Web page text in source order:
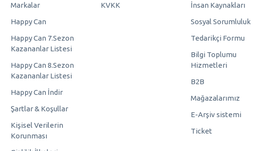
Markalar
Happy Can
Happy Can 7.Sezon
Kazananlar Listesi
Happy Can 8.Sezon
Kazananlar Listesi
Happy Can İndir
Şartlar & Koşullar
Kişisel Verilerin
Korunması
KVKK
İnsan Kaynakları
Sosyal Sorumluluk
Tedarikçi Formu
Bilgi Toplumu
Hizmetleri
B2B
Mağazalarımız
E-Arşiv sistemi
Ticket